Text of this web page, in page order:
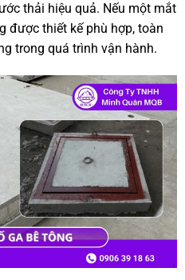
thải hiệu quả. Nếu một mắt
được thiết kế phù hợp, toàn
trong quá trình vận hành.